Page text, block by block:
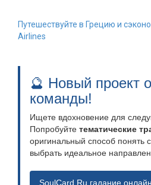
Путешествуйте в Грецию и
Airlines
🔮 Новый проект
команды!
Ищете вдохновение для
Попробуйте тематические
оригинальный способ понять
выбрать идеальное
SoulCard.Ru гадание